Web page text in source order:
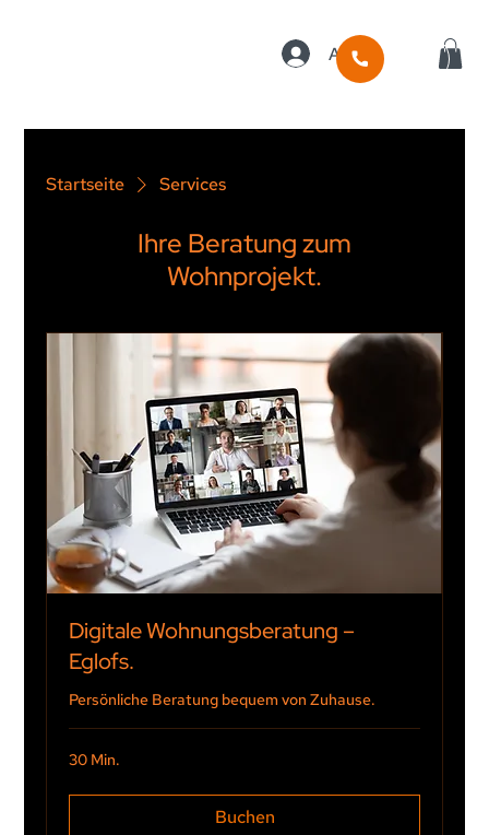
Anmelden
Startseite Services
Ihre Beratung zum
Wohnprojekt.
Digitale Wohnungsberatung –
Eglofs.
Persönliche Beratung bequem von Zuhause.
30 Min.
Buchen